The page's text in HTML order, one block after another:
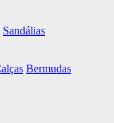
Sandálias
Bermudas